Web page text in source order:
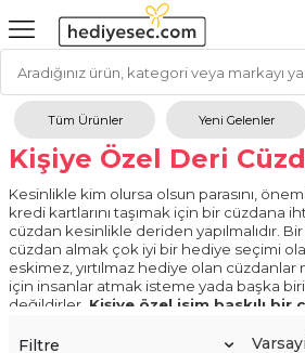
Tüm Ürünler Yeni Gelenler
Kişiye Özel Deri
Kesinlikle kim olursa olsun parasını,
kredi kartlarını taşımak için bir cüzdana
cüzdan kesinlikle deriden yapılmalıdır.
cüzdan almak çok iyi bir hediye seçimi
eskimez, yırtılmaz hediye olan cüzdanlar
için insanlar atmak isteme yada başka
değildirler. Kişiye özel isim baskılı bir
eşya ile bağ kurmamıza sebep
Filtre